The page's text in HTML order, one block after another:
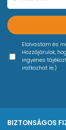
Elolvastam és
Hozzájárulok,
ingyenes
iratkozhat le.)
BIZTONSÁGOS